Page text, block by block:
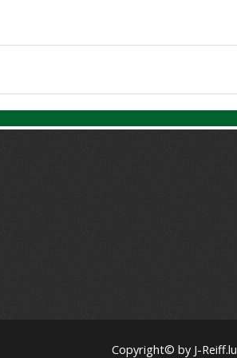
Copyright© by J-Reiff.lu